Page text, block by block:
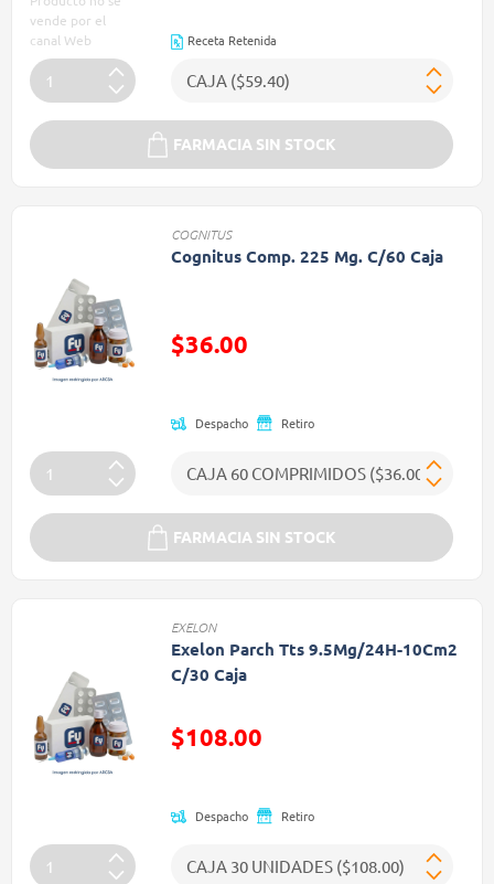
vende por el
canal Web
Receta Retenida
FARMACIA SIN STOCK
COGNITUS
Cognitus Comp. 225 Mg. C/60 Caja
Precio reducido de
$36.00
Despacho Retiro
FARMACIA SIN STOCK
EXELON
Exelon Parch Tts 9.5Mg/24H-10Cm2
C/30 Caja
Precio reducido de
$108.00
Despacho Retiro